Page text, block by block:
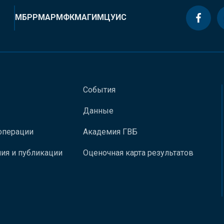
МБРРМАРМФКМАГИМЦУИС
и публикации
События
Данные
Академия ГВБ
Оценочная карта результатов